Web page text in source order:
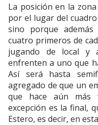
La posición en la
por el lugar del
sino porque
cuatro primeros de
jugando de local y
enfrenten a uno que
Así será hasta
agregado de que un
que hace aún más
excepción es la final,
Estero, es decir, en